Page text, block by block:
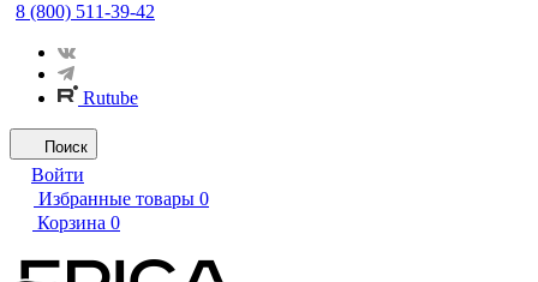
8 (800) 511-39-42
Rutube
Поиск
Войти
Избранные товары 0
Корзина 0